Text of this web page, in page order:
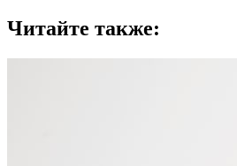
Читайте также: